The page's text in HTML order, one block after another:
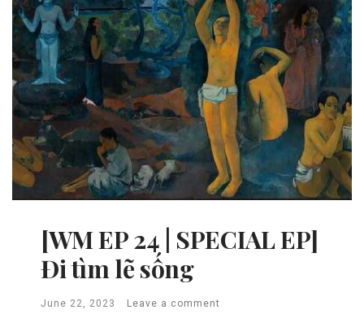
[WM EP 24 | SPECIAL EP]
Đi tìm lẽ sống
June 22, 2023 Leave a comment